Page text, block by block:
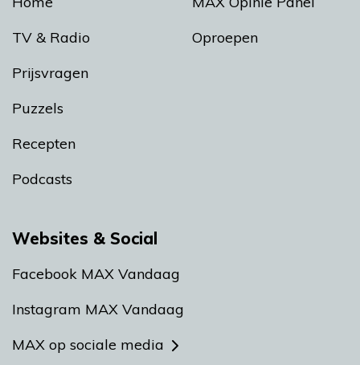
TV & Radio
Prijsvragen
Puzzels
Recepten
Podcasts
Oproepen
Websites & Social
Facebook MAX Vandaag
Instagram MAX Vandaag
MAX op sociale media